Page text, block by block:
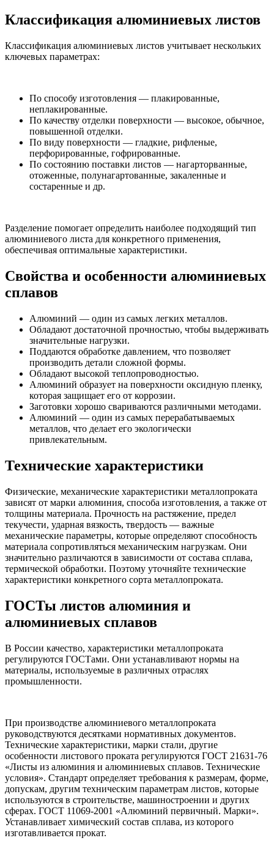
Классификация алюминиевых листов
Классификация алюминиевых листов учитывает нескольких
ключевых параметрах:
По способу изготовления — плакированные,
неплакированные.
По качеству отделки поверхности — высокое, обычное,
повышенной отделки.
По виду поверхности — гладкие, рифленые,
перфорированные, гофрированные.
По состоянию поставки листов — нагарторванные,
отоженные, полунагартованные, закаленные и
состаренные и др.
Разделение помогает определить наиболее подходящий тип
алюминиевого листа для конкретного применения,
обеспечивая оптимальные характеристики.
Свойства и особенности алюминиевых
сплавов
Алюминий — один из самых легких металлов.
Обладают достаточной прочностью, чтобы выдерживать
значительные нагрузки.
Поддаются обработке давлением, что позволяет
производить детали сложной формы.
Обладают высокой теплопроводностью.
Алюминий образует на поверхности оксидную пленку,
которая защищает его от коррозии.
Заготовки хорошо свариваются различными методами.
Алюминий — один из самых перерабатываемых
металлов, что делает его экологически
привлекательным.
Технические характеристики
Физические, механические характеристики металлопроката
зависят от марки алюминия, способа изготовления, а также от
толщины материала. Прочность на растяжение, предел
текучести, ударная вязкость, твердость — важные
механические параметры, которые определяют способность
материала сопротивляться механическим нагрузкам. Они
значительно различаются в зависимости от состава сплава,
термической обработки. Поэтому уточняйте технические
характеристики конкретного сорта металлопроката.
ГОСТы листов алюминия и
алюминиевых сплавов
В России качество, характеристики металлопроката
регулируются ГОСТами. Они устанавливают нормы на
материалы, используемые в различных отраслях
промышленности.
При производстве алюминиевого металлопроката
руководствуются десятками нормативных документов.
Технические характеристики, марки стали, другие
особенности листового проката регулируются ГОСТ 21631-76
«Листы из алюминия и алюминиевых сплавов. Технические
условия». Стандарт определяет требования к размерам, форме,
допускам, другим техническим параметрам листов, которые
используются в строительстве, машиностроении и других
сферах. ГОСТ 11069-2001 «Алюминий первичный. Марки».
Устанавливает химический состав сплава, из которого
изготавливается прокат.